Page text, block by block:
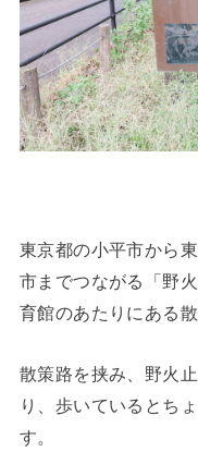
東京都の小平市から
市までつながる「野
育館のあたりにある
散策路を挟み、野火
り、歩いているとち
す。